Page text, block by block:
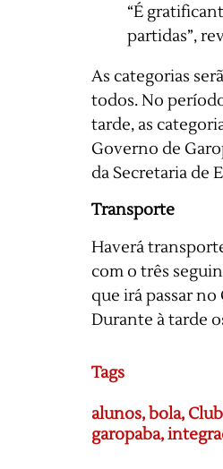
“É
partidas”,
As categorias
todos. No
tarde, as
Governo de
da Secretaria de
Transporte
Haverá
com o três
que irá passar
Durante à tarde
Tags
alunos,bola,
garopaba,